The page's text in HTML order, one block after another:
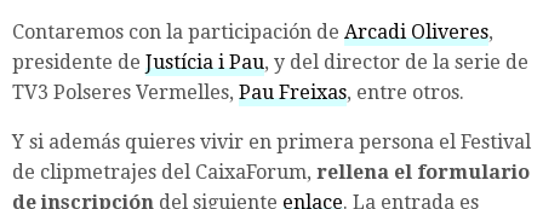
Contaremos con la participación de Arcadi Oliveres,
presidente de Justícia i Pau, y del director de la serie de
TV3 Polseres Vermelles, Pau Freixas, entre otros.
Y si además quieres vivir en primera persona el Festival
de clipmetrajes del CaixaForum, rellena el formulario
de inscripción del siguiente enlace. La entrada es